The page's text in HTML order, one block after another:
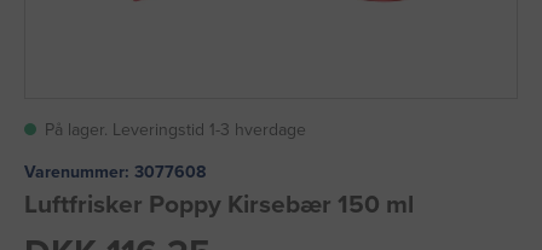
På lager. Leveringstid 1-3 hverdage
Varenummer: 3077608
Luftfrisker Poppy Kirsebær 150 ml